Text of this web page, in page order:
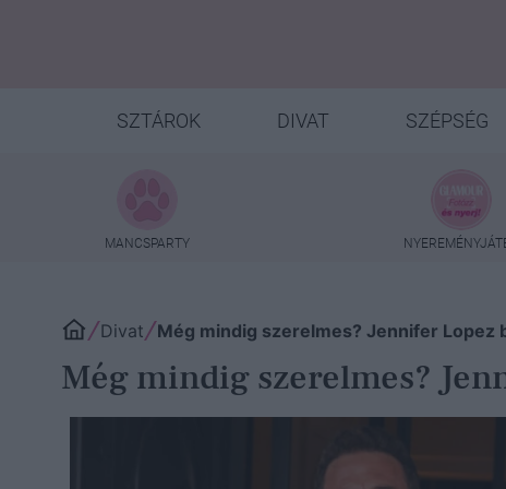
SZTÁROK DIVAT SZÉPSÉG
MANCSPARTY
Divat Még mindig szerelmes? Jennifer
Még mindig szerelmes?